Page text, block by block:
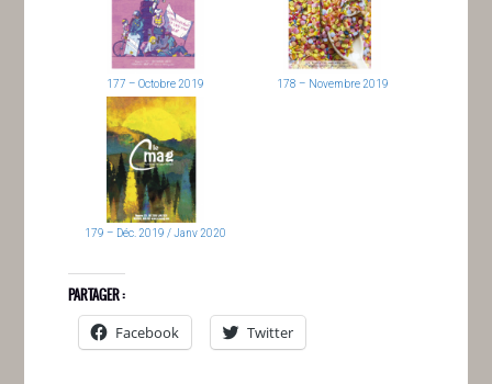
177 – Octobre 2019 178 – Novembre 2019
179 – Déc. 2019 / Janv 2020
PARTAGER :
Facebook
Twitter